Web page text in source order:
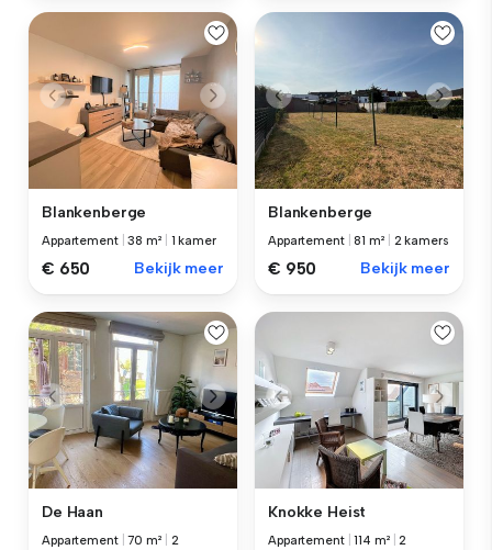
Blankenberge
Appartement |38 m² 1 kamer
€ 650 Bekijk meer
Blankenberge
Appartement |81 m² 2 kamers
€ 950 Bekijk meer
De Haan
Appartement |70 m²
2
Knokke Heist
Appartement |114 m² |2